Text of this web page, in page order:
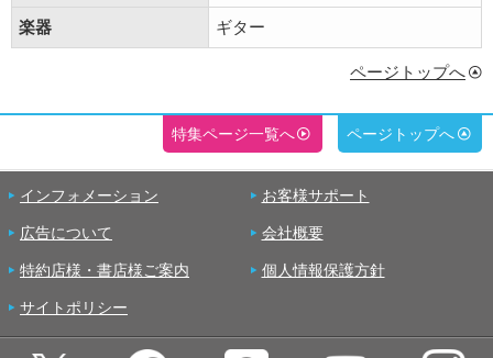
楽器 ギター
ページトップへ
特集ページ一覧へ ページトップへ
インフォメーション お客様サポート
広告について 会社概要
特約店様・書店様ご案内 個人情報保護方針
サイトポリシー